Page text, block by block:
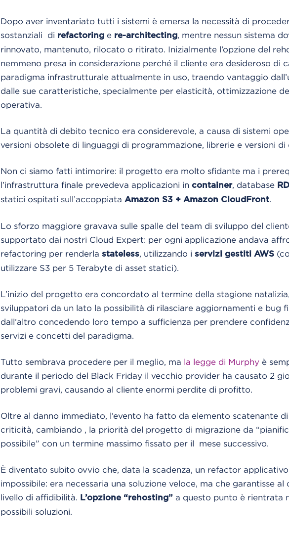
Dopo aver inventariato tutti i sistemi è emersa la necessità di
sostanziali di refactoringe re-architecting, mentre nessun sistema
rinnovato, mantenuto, rilocato o ritirato. Inizialmente l’opzione del
nemmeno presa in considerazione perché il cliente era desideroso di
paradigma infrastrutturale attualmente in uso, traendo vantaggio
dalle sue caratteristiche, specialmente per elasticità, ottimizzazione
operativa.
La quantità di debito tecnico era considerevole, a causa di sistemi
versioni obsolete di linguaggi di programmazione, librerie e versioni
Non ci siamo fatti intimorire: il progetto era molto sfidante ma i
l’infrastruttura finale prevedeva applicazioni in container, database
statici ospitati sull’accoppiata Amazon S3 + Amazon CloudFront.
Lo sforzo maggiore gravava sulle spalle del team di sviluppo del
supportato dai nostri Cloud Expert: per ogni applicazione andava
refactoring per renderla stateless, utilizzando i servizi gestiti AWS
utilizzare S3 per 5 Terabyte di asset statici).
L’inizio del progetto era concordato al termine della stagione
sviluppatori da un lato la possibilità di rilasciare aggiornamenti e bug
dall’altro concedendo loro tempo a sufficienza per prendere
servizi e concetti del paradigma.
Tutto sembrava procedere per il meglio, ma la legge di Murphyè
durante il periodo del Black Friday il vecchio provider ha causato 2
problemi gravi, causando al cliente enormi perdite di profitto.
Oltre al danno immediato, l’evento ha fatto da elemento scatenante
criticità, cambiando , la priorità del progetto di migrazione da
possibile” con un termine massimo fissato per il mese successivo.
È diventato subito ovvio che, data la scadenza, un refactor
impossibile: era necessaria una soluzione veloce, ma che garantisse al
livello di affidibilità. L’opzione “rehosting”a questo punto è rientrata
possibili soluzioni.